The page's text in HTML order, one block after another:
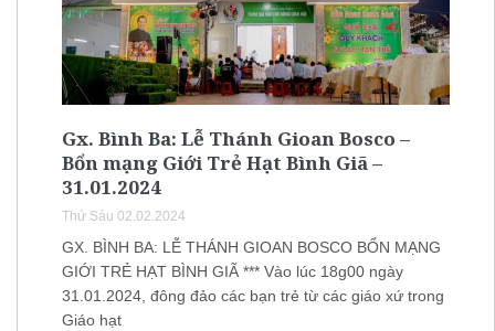
Gx. Bình Ba: Lễ Thánh Gioan Bosco –
Bổn mạng Giới Trẻ Hạt Bình Giã –
31.01.2024
Thứ Sáu 02.02.2024
GX. BÌNH BA: LỄ THÁNH GIOAN BOSCO BỔN MẠNG
GIỚI TRẺ HẠT BÌNH GIÃ *** Vào lúc 18g00 ngày
31.01.2024, đông đảo các bạn trẻ từ các giáo xứ trong
Giáo hạt